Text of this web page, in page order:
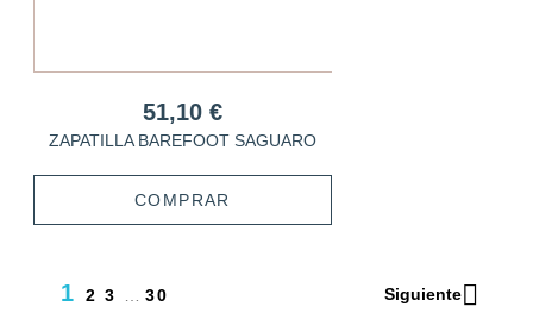
51,10 €
ZAPATILLA BAREFOOT SAGUARO
COMPRAR
1 2 3 30 Siguiente